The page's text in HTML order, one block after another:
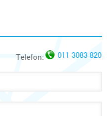
Telefon: 011 3083 820